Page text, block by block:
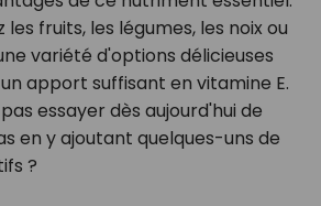
fruits, les légumes, les noix ou
variété d'options délicieuses
apport suffisant en vitamine E.
essayer dès aujourd'hui de
en y ajoutant quelques-uns de
?